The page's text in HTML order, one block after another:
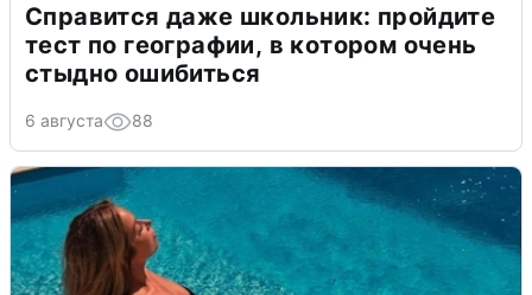
Справится даже школьник: пройдите
тест по географии, в котором очень
стыдно ошибиться
6 августа 88